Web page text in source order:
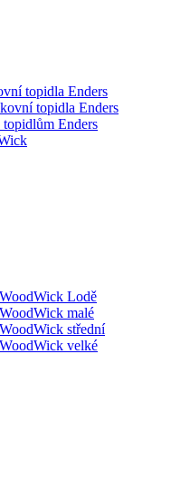
topidla Enders
topidla Enders
Enders
Lodě
malé
střední
velké